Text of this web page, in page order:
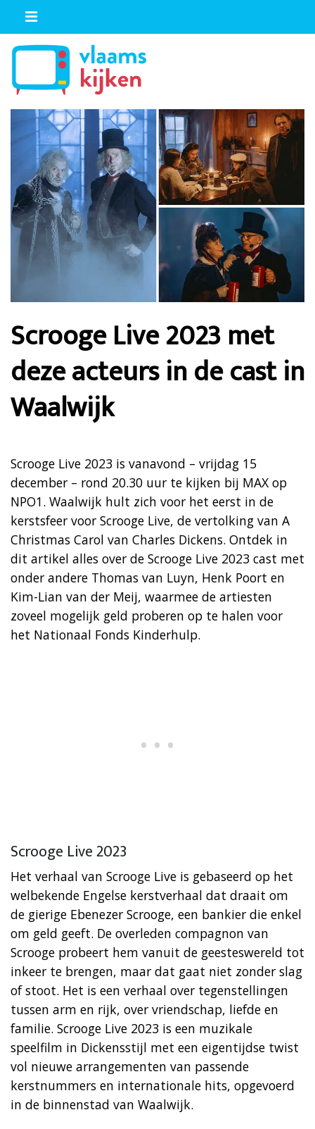
Scrooge Live 2023 met
deze acteurs in de cast in
Waalwijk
Scrooge Live 2023 is vanavond – vrijdag 15
december – rond 20.30 uur te kijken bij MAX op
NPO1. Waalwijk hult zich voor het eerst in de
kerstsfeer voor Scrooge Live, de vertolking van A
Christmas Carol van Charles Dickens. Ontdek in
dit artikel alles over de Scrooge Live 2023 cast met
onder andere Thomas van Luyn, Henk Poort en
Kim-Lian van der Meij, waarmee de artiesten
zoveel mogelijk geld proberen op te halen voor
het Nationaal Fonds Kinderhulp.
Scrooge Live 2023
Het verhaal van Scrooge Live is gebaseerd op het
welbekende Engelse kerstverhaal dat draait om
de gierige Ebenezer Scrooge, een bankier die enkel
om geld geeft. De overleden compagnon van
Scrooge probeert hem vanuit de geesteswereld tot
inkeer te brengen, maar dat gaat niet zonder slag
of stoot. Het is een verhaal over tegenstellingen
tussen arm en rijk, over vriendschap, liefde en
familie. Scrooge Live 2023 is een muzikale
speelfilm in Dickensstijl met een eigentijdse twist
vol nieuwe arrangementen van passende
kerstnummers en internationale hits, opgevoerd
in de binnenstad van Waalwijk.